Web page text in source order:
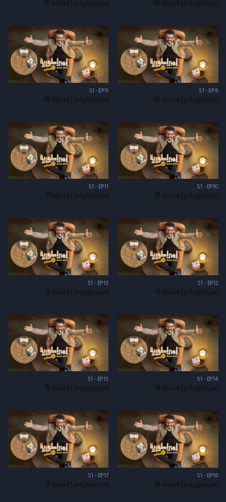
إمبراطورية م | الحلقة 06 إمبراطورية م | الحلقة 07
S1 - EP8
إمبراطورية م | الحلقة 08
S1 - EP9
إمبراطورية م | الحلقة 09
S1 - EP10
إمبراطورية م | الحلقة 10
S1 - EP11
إمبراطورية م | الحلقة 11
S1 - EP12
إمبراطورية م | الحلقة 12
S1 - EP13
إمبراطورية م | الحلقة 13
S1 - EP14
إمبراطورية م | الحلقة 14
S1 - EP15
إمبراطورية م | الحلقة 15
S1 - EP16
إمبراطورية م | الحلقة 16
S1 - EP17
إمبراطورية م | الحلقة 17